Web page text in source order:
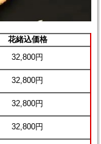
花緒込価格
32,800円
32,800円
32,800円
32,800円